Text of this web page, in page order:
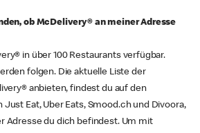
ob McDelivery® an meiner Adresse
in über 100 Restaurants verfügbar.
folgen. Die aktuelle Liste der
anbieten, findest du auf den
Just Eat, Uber Eats, Smood.ch und Divoora,
Adresse du dich befindest. Um mit